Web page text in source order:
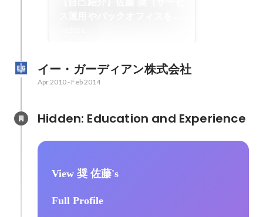
イー・ガーディアン株式会社
Apr 2010- Feb 2014
View 奨 佐藤's
Full Profile